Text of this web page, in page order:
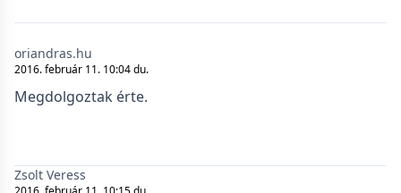
oriandras.hu
2016. február 11. 10:04 du.
Megdolgoztak érte.
Zsolt Veress